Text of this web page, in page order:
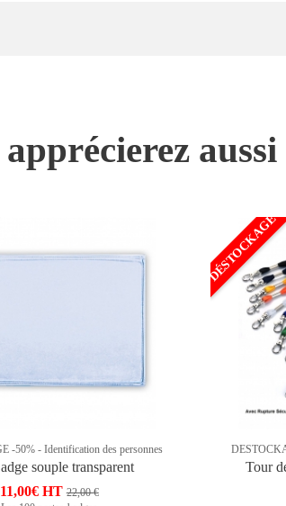
-50% - Identification des personnes
souple transparent
11,00€ HT22,00 €
DÉSTOCKAGE
Tour